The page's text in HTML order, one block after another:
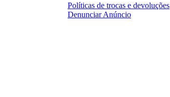
Políticas de trocas e devoluções
Denunciar Anúncio